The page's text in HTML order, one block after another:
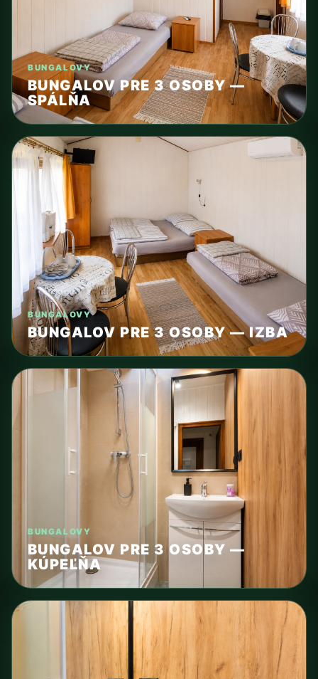
BUNGALOVY
BUNGALOV PRE 3 OSOBY —
SPÁLŇA
BUNGALOVY
BUNGALOV PRE 3 OSOBY — IZBA
BUNGALOVY
BUNGALOV PRE 3 OSOBY —
KÚPEĽŇA